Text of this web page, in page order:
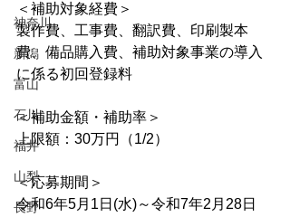
神奈川
新潟
富山
石川
福井
山梨
長野
＜補助対象経費＞
製作費、工事費、翻訳費、印刷製本
費、備品購入費、補助対象事業の導入
に係る初回登録料
＜補助金額・補助率＞
上限額：30万円（1/2）
＜応募期間＞
令和6年5月1日(水)～令和7年2月28日